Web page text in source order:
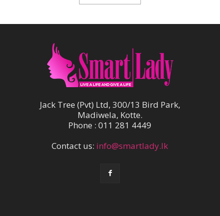
Jack Tree (Pvt) Ltd, 300/13 Bird Park,
Madiwela, Kotte.
Phone : 011 281 4449
Contact us: info@smartlady.lk